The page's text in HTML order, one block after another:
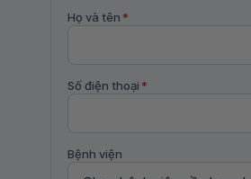
Họ và tên *
Số điện thoại *
Bệnh viện